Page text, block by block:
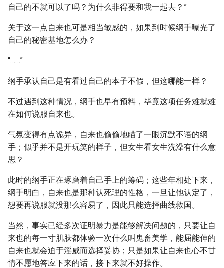
自己的不就可以了吗？为什么非得要和我一起去？”
关于这一点自来也可是相当敏感的，如果到时候纲手曝光了
自己的秘密基地怎么办？
“……”
纲手承认自己是有看过自己的本子不假，但这哪能一样？
不过遇到这种情况，纲手也早有预料，毕竟这项任务难就难
在如何说服自来也。
气氛变得有点诡异，自来也偷偷地瞄了一眼沉默不语的纲
手；似乎并不是开玩笑的样子，但女生看女生洗澡有什么意
思？
此时的纲手正在琢磨着自己手上的筹码；这些年相处下来，
纲手明白，自来也是那种认死理的性格，一旦让他认定了，
想要再说服就没那么容易了，因此只能选择曲线救国。
当然，事实已经多次证明暴力是能够解决问题的，只要让自
来也的每一寸肌肤都体验一次什么叫鬼畜美学，能屈能伸的
自来也就会迫于淫威而选择妥协；只是如果让自来也心不甘
情不愿地答应下来的话，接下来就不好操作。